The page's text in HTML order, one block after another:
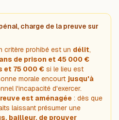
charge de la preuve sur
critère prohibé est un délit,
de prison et 45 000 €
et 75 000 € si le lieu est
morale encourt jusqu'à
l'incapacité d'exercer.
est aménagée : dès que
laissant présumer une
bailleur, de prouver